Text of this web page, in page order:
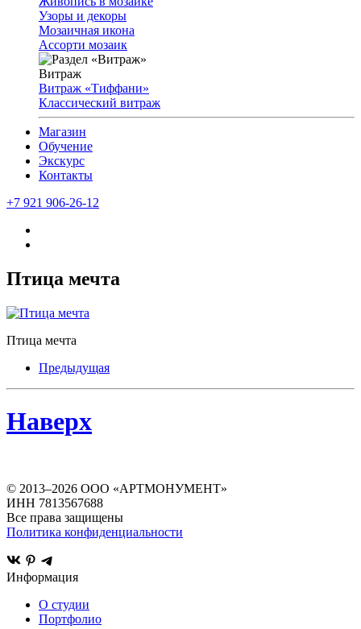
Узоры и декоры
Мозаичная икона
Ассорти мозаик
Витраж
Витраж «Тиффани»
Классический витраж
Магазин
Обучение
Экскурс
Контакты
+7 921 906-26-12
Птица мечта
Птица мечта
Предыдущая
Наверх
© 2013–2026 ООО «АРТМОНУМЕНТ»
ИНН 7813567688
Все права защищены
Политика конфиденциальности
Информация
О студии
Портфолио